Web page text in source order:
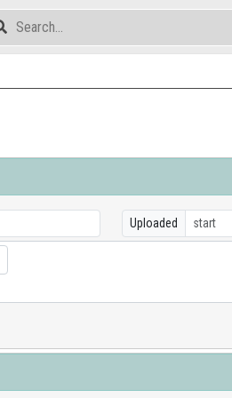
Uploaded